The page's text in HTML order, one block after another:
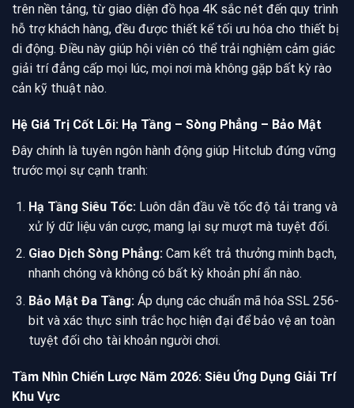
trên nền tảng, từ giao diện đồ họa 4K sắc nét đến quy trình
hỗ trợ khách hàng, đều được thiết kế tối ưu hóa cho thiết bị
di động. Điều này giúp hội viên có thể trải nghiệm cảm giác
giải trí đẳng cấp mọi lúc, mọi nơi mà không gặp bất kỳ rào
cản kỹ thuật nào.
Hệ Giá Trị Cốt Lõi: Hạ Tầng – Sòng Phẳng – Bảo Mật
Đây chính là tuyên ngôn hành động giúp Hitclub đứng vững
trước mọi sự cạnh tranh:
Hạ Tầng Siêu Tốc:Luôn dẫn đầu về tốc độ tải trang và
xử lý dữ liệu ván cược, mang lại sự mượt mà tuyệt đối.
Giao Dịch Sòng Phẳng:Cam kết trả thưởng minh bạch,
nhanh chóng và không có bất kỳ khoản phí ẩn nào.
Bảo Mật Đa Tầng:Áp dụng các chuẩn mã hóa SSL 256-
bit và xác thực sinh trắc học hiện đại để bảo vệ an toàn
tuyệt đối cho tài khoản người chơi.
Tầm Nhìn Chiến Lược Năm 2026: Siêu Ứng Dụng Giải Trí
Khu Vực